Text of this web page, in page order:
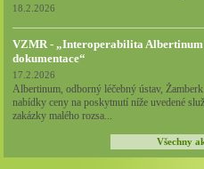
18.2.2026
VZMR - „Interoperabilita
dokumentace“
17.2.2026
Albertinum, odborný léčebný ústav,
nabídky ceny na poskytnutí níže uvedené
zakázky malého rozsa...
Všechny